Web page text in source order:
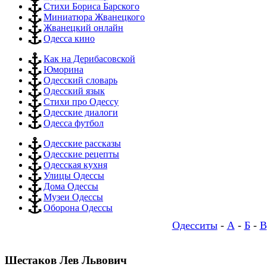
Стихи Бориса Барского
Миниатюра Жванецкого
Жванецкий онлайн
Одесса кино
Как на Дерибасовской
Юморина
Одесский словарь
Одесский язык
Стихи про Одессу
Одесские диалоги
Одесса футбол
Одесские рассказы
Одесские рецепты
Одесская кухня
Улицы Одессы
Дома Одессы
Музеи Одессы
Оборона Одессы
Одесситы- А- Б- В
Шестаков Лев Львович